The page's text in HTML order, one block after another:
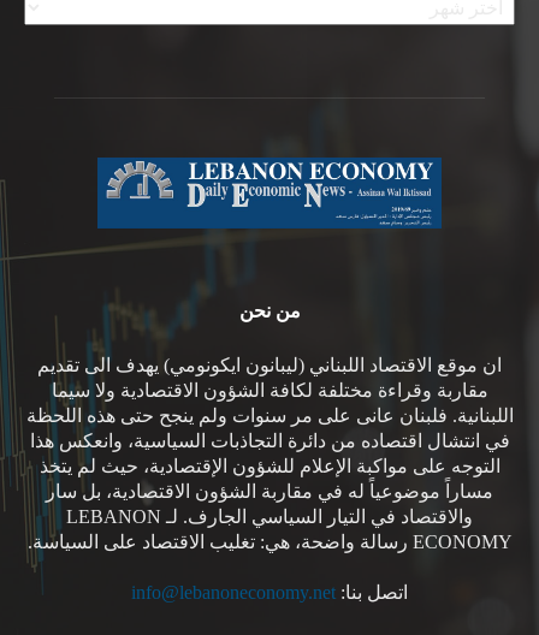
من نحن
ان موقع الاقتصاد اللبناني (ليبانون ايكونومي) يهدف الى تقديم
مقاربة وقراءة مختلفة لكافة الشؤون الاقتصادية ولا سيما
اللبنانية. فلبنان عانى على مر سنوات ولم ينجح حتى هذه اللحظة
في انتشال اقتصاده من دائرة التجاذبات السياسية، وانعكس هذا
التوجه على مواكبة الإعلام للشؤون الإقتصادية، حيث لم يتخذ
مساراً موضوعياً له في مقاربة الشؤون الاقتصادية، بل سار
والاقتصاد في التيار السياسي الجارف. لـ LEBANON
ECONOMY رسالة واضحة، هي: تغليب الاقتصاد على السياسة.
اتصل بنا: info@lebanoneconomy.net